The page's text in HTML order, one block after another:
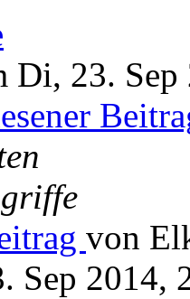
Di, 23. Sep
von
Sep 2014,